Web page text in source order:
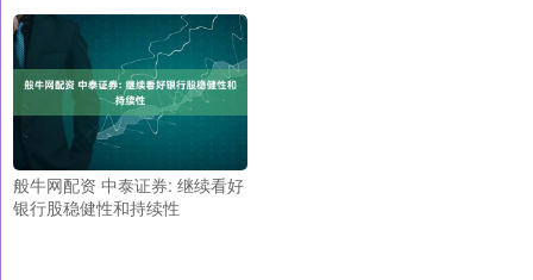
般牛网配资 中泰证券: 继续看好
银行股稳健性和持续性